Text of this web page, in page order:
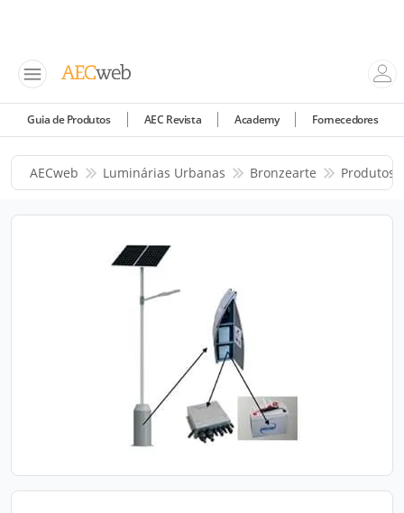
Guia de Produtos AEC Revista Academy Fornecedores
AECweb Luminárias Urbanas Bronzearte Produtos